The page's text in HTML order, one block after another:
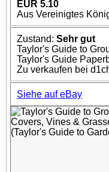
EUR 5.10
Aus Vereinigtes
Zustand: Sehr gut
Taylor's Guide to
Taylor's Guide
Zu verkaufen bei
Siehe auf eBay